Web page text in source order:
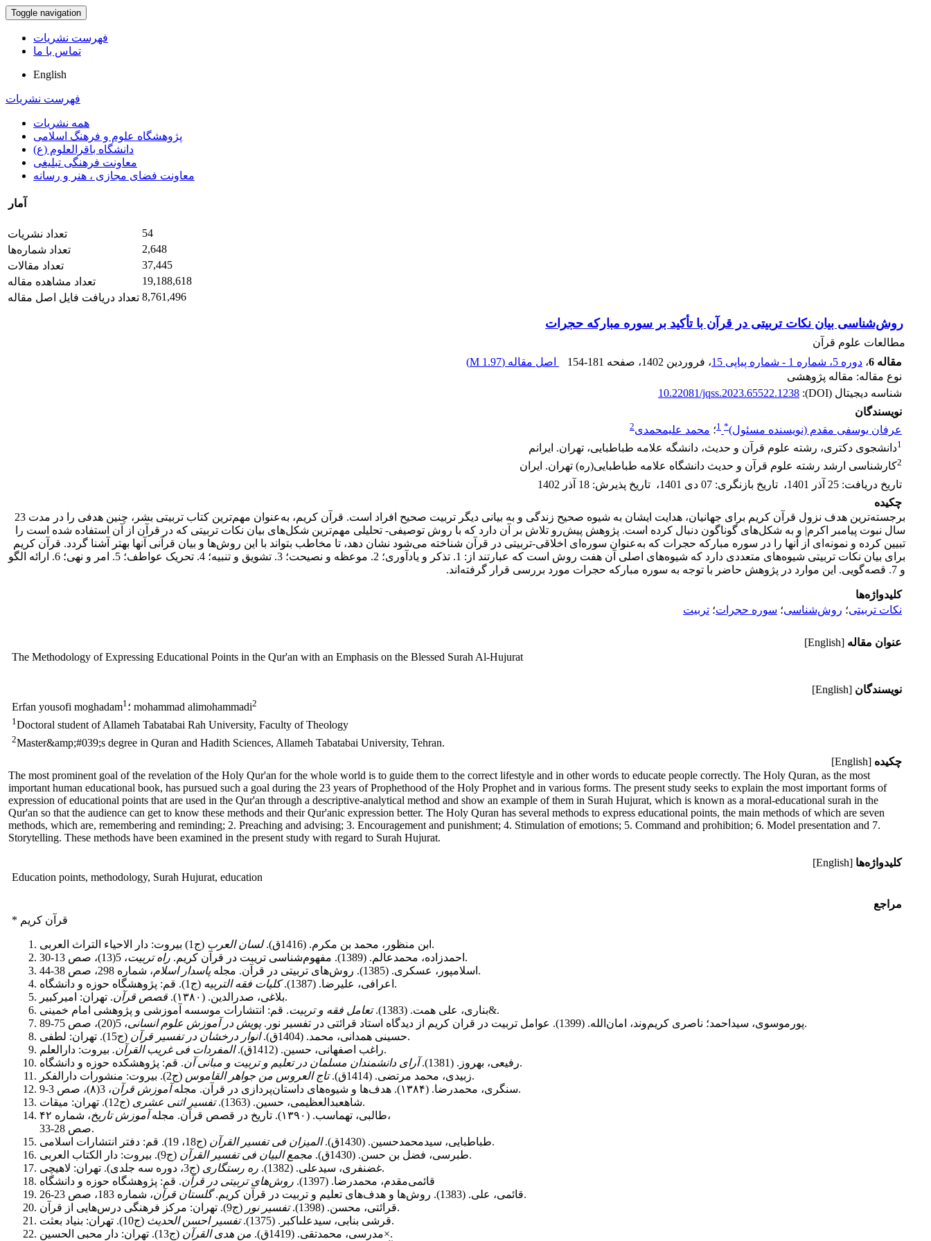
Toggle navigation
فهرست نشریات
تماس با ما
English
فهرست نشریات
همه نشریات
پژوهشگاه علوم و فرهنگ اسلامی
دانشگاه باقرالعلوم (ع)
معاونت فرهنگی تبلیغی
معاونت فضای مجازی ، هنر و رسانه
آمار
تعداد نشریات
54
تعداد شماره‌ها
2,648
تعداد مقالات
37,445
تعداد مشاهده مقاله
19,188,618
تعداد دریافت فایل اصل مقاله 8,761,496
روش‌شناسی بیان نکات تربیتی در قرآن با تأکید بر سوره مبارکه حجرات
مطالعات علوم قرآن
مقاله 6
، دوره 5، شماره 1 - شماره پیاپی 15 ، فروردین 1402 ، صفحه 154-181 اصل مقاله (1.97 M
)
نوع مقاله: مقاله پژوهشی
شناسه دیجیتال (DOI):
10.22081/jqss.2023.65522.1238
نویسندگان
عرفان یوسفی مقدم (نویسنده مسئول)*
1؛ محمد علیمحمدی2
1دانشجوی دکتری، رشته علوم قرآن و حدیث، دانشگه علامه طباطبایی، تهران. ایرانم
2کارشناسی ارشد رشته علوم قرآن و حدیث دانشگاه علامه طباطبایی(ره) تهران. ایران
تاریخ دریافت: 25 آذر 1401 ، تاریخ بازنگری: 07 دی 1401 ، تاریخ پذیرش: 18 آذر 1402
چکیده
برجسته‌ترین هدف نزول قرآن کریم برای جهانیان، هدایت ایشان به شیوه صحیح زندگی و به بیانی دیگر تربیت صحیح افراد است. قرآن کریم، به‌عنوان مهم‌ترین کتاب تربیتی بشر، چنین هدفی را در مدت 23
سال نبوت پیامبر اکرم| و به شکل‌های گوناگون دنبال کرده است. پژوهش پیش‌رو تلاش بر آن دارد که با روش توصیفی- تحلیلی مهم‌ترین شکل‌های بیان نکات تربیتی که در قرآن از آن استفاده شده است را
تبیین کرده و نمونه‌ای از آنها را در سوره مبارکه حجرات که به‌عنوان سوره‌ای اخلاقی-تربیتی در قرآن شناخته می‌شود نشان دهد، تا مخاطب بتواند با این روش‌ها و بیان قرآنی آنها بهتر آشنا گردد. قرآن کریم
برای بیان نکات تربیتی شیوه‌های متعددی دارد که شیوه‌های اصلی آن هفت روش است که عبارتند از: 1. تذکر و یادآوری؛ 2. موعظه و نصیحت؛ 3. تشویق و تنبیه؛ 4. تحریک عواطف؛ 5. امر و نهی؛ 6. ارائه الگو
و 7. قصه‌گویی. این موارد در پژوهش حاضر با توجه به سوره مبارکه حجرات مورد بررسی قرار گرفته‌اند.
کلیدواژه‌ها
نکات تربیتی؛ روش‌شناسی؛ سوره حجرات؛ تربیت
عنوان مقاله [English]
The Methodology of Expressing Educational Points in the Qur'an with an Emphasis on the Blessed Surah Al-Hujurat
نویسندگان [English]
Erfan yousofi moghadam1 ؛ mohammad alimohammadi2
1 Doctoral student of Allameh Tabatabai Rah University, Faculty of Theology
2Master&amp;#039;s degree in Quran and Hadith Sciences, Allameh Tabatabai University, Tehran.
چکیده [English]
The most prominent goal of the revelation of the Holy Qur'an for the whole world is to guide them to the correct lifestyle and in other words to educate people correctly. The Holy Quran, as the most
important human educational book, has pursued such a goal during the 23 years of Prophethood of the Holy Prophet and in various forms. The present study seeks to explain the most important forms of
expression of educational points that are used in the Qur'an through a descriptive-analytical method and show an example of them in Surah Hujurat, which is known as a moral-educational surah in the
Qur'an so that the audience can get to know these methods and their Qur'anic expression better. The Holy Quran has several methods to express educational points, the main methods of which are seven
methods, which are, remembering and reminding; 2. Preaching and advising; 3. Encouragement and punishment; 4. Stimulation of emotions; 5. Command and prohibition; 6. Model presentation and 7.
Storytelling. These methods have been examined in the present study with regard to Surah Hujurat.
کلیدواژه‌ها [English]
Education points, methodology, Surah Hujurat, education
مراجع
* قرآن کریم
ابن منظور، محمد بن مکرم. (1416ق). لسان العرب
(ج1) بیروت: دار الاحیاء التراث العربی.
احمدزاده، محمدعالم. (1389). مفهوم‌شناسی تریبت در قرآن کریم.
راه تربیت
، 5(13)، صص 13-30.
اسلامپور، عسکری. (1385). روش‌های تربیتی در قرآن. مجله
پاسدار اسلام
، شماره 298، صص 38-44.
اعرافی، علیرضا. (1387).
کلیات فقه التربیه
(ج1). قم: پژوهشگاه حوزه و دانشگاه.
بلاغی، صدرالدین. (۱۳۸۰).
قصص قرآن
. تهران: امیرکبیر.
بناری، علی همت. (1383).
تعامل فقه و تربیت
. قم: انتشارات موسسه آموزشی و پژوهشی امام خمینی&.
پورموسوی، سیداحمد؛ ناصری کریم‌وند، امان‌الله. (1399). عوامل تربیت در قران کریم از دیدگاه استاد قرائتی در تفسیر نور.
پویش در آموزش علوم انسانی
، 5(20)، صص 75-89.
حسینى همدانى، محمد. (1404ق).
انوار درخشان در تفسیر قرآن
(ج15). تهران: لطفى.
راغب اصفهانی، حسین. (1412ق).
المفردات فی غریب القرآن.
بیروت: دارالعلم‏.
رفیعی، بهروز. (1381).
آرای دانشمندان مسلمان در تعلیم و تربیت و مبانی آن
. قم: پژوهشکده حوزه و دانشگاه.
زبیدی، محمد مرتضی. (1414ق).
تاج العروس من جواهر القاموس
(ج2). بیروت: منشورات دارالفکر.
سنگری، محمدرضا. (۱۳۸۴). هدف‌ها و شیوه‌های داستان‌پردازی در قرآن. مجله
آموزش قرآن
، 3(۸)، صص 3-9.
شاه‏عبدالعظیمى، حسین. (1363).
تفسیر اثنى عشرى
(ج12). تهران: میقات.
طالبی، تهماسب. (۱۳۹۰). تاریخ در قصص قرآن. مجله
آموزش تاریخ
، شماره ۴۲،
صص 28-33.
طباطبایی، سیدمحمدحسین. (1430ق).
المیزان فی تفسیر القرآن
(ج18، 19). قم: دفتر انتشارات اسلامی.
طبرسی، فضل بن حسن. (1430ق).
مجمع البیان فی تفسیر القرآن
(ج9). بیروت: دار الکتاب العربی.
غضنفری، سیدعلی. (1382).
ره رستگاری
(ج3، دوره سه جلدی). تهران: لاهیچی.
قائمی‌مقدم، محمدرضا. (1397).
روش‌های تربیتی در قرآن. قم: پژوهشگاه حوزه و دانشگاه
قائمی، علی. (1383). روش‌ها و هدف‌های تعلیم و تربیت در قرآن کریم.
گلستان قرآن
، شماره 183، صص 23-26.
قرائتی، محسن. (1398).
تفسیر نور
(ج9). تهران: مرکز فرهنگی درس‌هایی از قرآن.
قرشى بنابى، سیدعلى‏اکبر. (1375).
تفسیر احسن الحدیث
(ج10). تهران: بنیاد بعثت.
مدرسی، محمدتقی. (1419ق).
من هدی القرآن
(ج13). تهران: دار محبی الحسین×.